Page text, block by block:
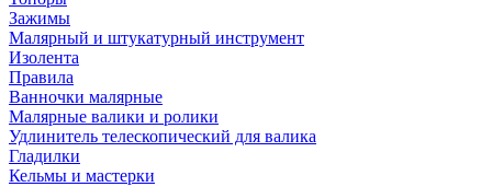
Зажимы
Малярный и штукатурный инструмент
Изолента
Правила
Ванночки малярные
Малярные валики и ролики
Удлинитель телескопический для валика
Гладилки
Кельмы и мастерки